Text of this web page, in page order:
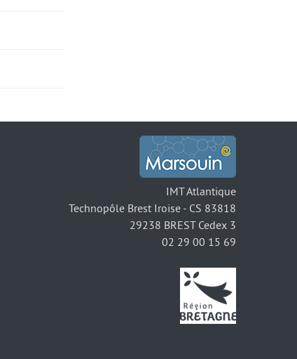
IMT Atlantique
Technopôle Brest Iroise - CS 83818
29238 BREST Cedex 3
02 29 00 15 69